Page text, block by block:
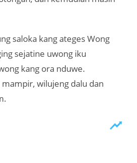
saloka kang ateges Wong
sejatine uwong iku
kang ora nduwe.
wilujeng dalu dan